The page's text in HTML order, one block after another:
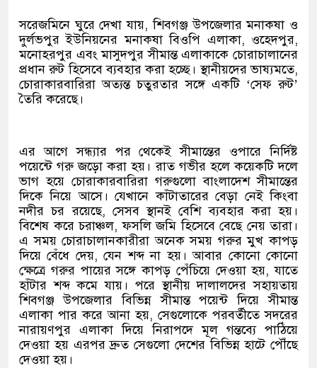
সরেজমিনে ঘুরে দেখা যায়, শিবগঞ্জ উপজেলার মনাকষা ও
দুর্লভপুর ইউনিয়নের মনাকষা বিওপি এলাকা, ওহেদপুর,
মনোহরপুর এবং মাসুদপুর সীমান্ত এলাকাকে চোরাচালানের
প্রধান রুট হিসেবে ব্যবহার করা হচ্ছে। স্থানীয়দের ভাষ্যমতে,
চোরাকারবারিরা অত্যন্ত চতুরতার সঙ্গে একটি ‘সেফ রুট’
তৈরি করেছে।
এর আগে সন্ধ্যার পর থেকেই সীমান্তের ওপারে নির্দিষ্ট
পয়েন্টে গরু জড়ো করা হয়। রাত গভীর হলে কয়েকটি দলে
ভাগ হয়ে চোরাকারবারিরা গরুগুলো বাংলাদেশ সীমান্তের
দিকে নিয়ে আসে। যেখানে কাঁটাতারের বেড়া নেই কিংবা
নদীর চর রয়েছে, সেসব স্থানই বেশি ব্যবহার করা হয়।
বিশেষ করে চরাঞ্চল, ফসলি জমি হিসেবে বেছে নেয় তারা।
এ সময় চোরাচালানকারীরা অনেক সময় গরুর মুখ কাপড়
দিয়ে বেঁধে দেয়, যেন শব্দ না হয়। আবার কোনো কোনো
ক্ষেত্রে গরুর পায়ের সঙ্গে কাপড় পেঁচিয়ে দেওয়া হয়, যাতে
হাঁটার শব্দ কমে যায়। পরে স্থানীয় দালালদের সহায়তায়
শিবগঞ্জ উপজেলার বিভিন্ন সীমান্ত পয়েন্ট দিয়ে সীমান্ত
এলাকা পার করে আনা হয়, সেগুলোকে পরবর্তীতে সদরের
নারায়ণপুর এলাকা দিয়ে নিরাপদে মূল গন্তব্যে পাঠিয়ে
দেওয়া হয় এরপর দ্রুত সেগুলো দেশের বিভিন্ন হাটে পৌঁছে
দেওয়া হয়।